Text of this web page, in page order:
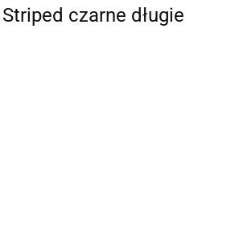
Striped czarne długie